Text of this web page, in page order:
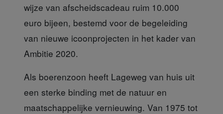
wijze van afscheidscadeau ruim 10.000
euro bijeen, bestemd voor de begeleiding
van nieuwe icoonprojecten in het kader van
Ambitie 2020.
Als boerenzoon heeft Lageweg van huis uit
een sterke binding met de natuur en
maatschappelijke vernieuwing. Van 1975 tot